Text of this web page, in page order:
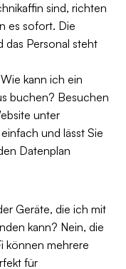
sind, richten
es sofort. Die
Personal steht
kann ich ein
buchen? Besuchen
unter
und lässt Sie
Datenplan
Geräte, die ich mit
kann? Nein, die
können mehrere
für